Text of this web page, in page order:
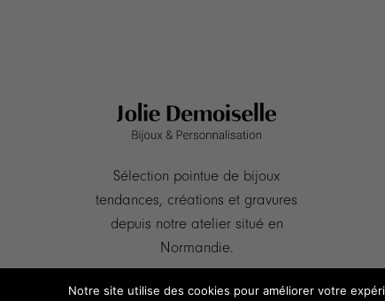
Sélection pointue de bijoux
tendances, créations et gravures
depuis notre atelier situé en
Normandie.
Notre site utilise des cookies pour améliorer votre